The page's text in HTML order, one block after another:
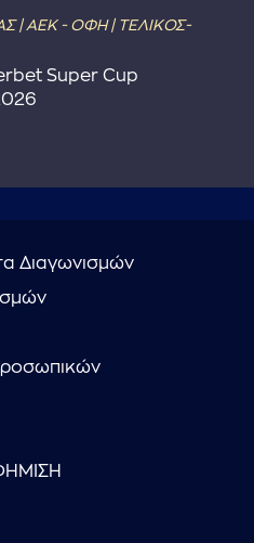
| ΑΕΚ - ΟΦΗ | ΤΕΛΙΚΟΣ-
Super Cup
Διαγωνισμών